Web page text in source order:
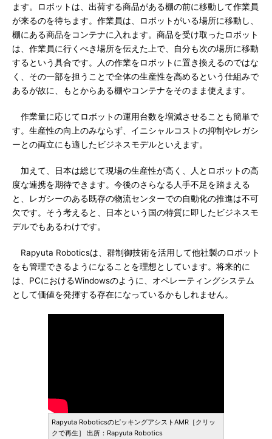
ます。ロボットは、出荷する商品がある棚の前に移動して作業員
が来るのを待ちます。作業員は、ロボットがいる場所に移動し、
棚にある商品をコンテナに入れます。商品を受け取ったロボット
は、作業員に行くべき場所を伝えた上で、自分も次の場所に移動
するという具合です。人の作業をロボットに置き換えるのではな
く、その一部を担うことで全体の生産性を高めるという仕組みで
あるが故に、もとからある棚やコンテナをそのまま使えます。
作業量に応じてロボットの運用台数を増減させることも簡単で
す。生産性の向上のみならず、イニシャルコストの抑制やレガシ
ーとの両立にも適したビジネスモデルといえます。
加えて、日本は総じて現場の生産性が高く、人とロボットの高
度な連携を期待できます。今後のさらなる人手不足を踏まえる
と、レガシーのある既存の物流センターでの自動化の推進は不可
欠です。そう考えると、日本という国の特質に即したビジネスモ
デルでもあるわけです。
Rapyuta Roboticsは、群制御技術を活用して他社製のロボット
をも管理できるようになることを理想としています。将来的に
は、PCにおけるWindowsのように、オペレーティングシステム
として価値を発揮する存在になっているかもしれません。
Rapyuta RoboticsのピッキングアシストAMR［クリッ
クで再生］ 出所：Rapyuta Robotics